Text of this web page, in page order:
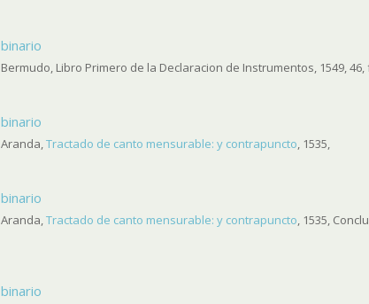
binario
Bermudo, Libro Primero de la Declaracion de Instrumentos, 1549, 46,
binario
Aranda,Tractado de canto mensurable: y contrapuncto, 1535,
binario
Aranda,Tractado de canto mensurable: y contrapuncto, 1535,
binario